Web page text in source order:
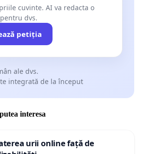
cuvinte. AI va redacta o
dvs.
petiția
ale dvs.
integrată de la început
interesa
urii online față de